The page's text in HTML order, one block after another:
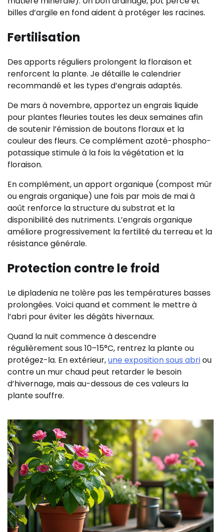
billes d’argile en fond aident à protéger les racines.
Fertilisation
Des apports réguliers prolongent la floraison et
renforcent la plante. Je détaille le calendrier
recommandé et les types d’engrais adaptés.
De mars à novembre, apportez un engrais liquide
pour plantes fleuries toutes les deux semaines afin
de soutenir l’émission de boutons floraux et la
couleur des fleurs. Ce complément azoté-phospho-
potassique stimule à la fois la végétation et la
floraison.
En complément, un apport organique (compost mûr
ou engrais organique) une fois par mois de mai à
août renforce la structure du substrat et la
disponibilité des nutriments. L’engrais organique
améliore progressivement la fertilité du terreau et la
résistance générale.
Protection contre le froid
Le dipladenia ne tolère pas les températures basses
prolongées. Voici quand et comment le mettre à
l’abri pour éviter les dégâts hivernaux.
Quand la nuit commence à descendre
régulièrement sous 10–15°C, rentrez la plante ou
protégez-la. En extérieur,une exposition sous abriou
contre un mur chaud peut retarder le besoin
d’hivernage, mais au-dessous de ces valeurs la
plante souffre.